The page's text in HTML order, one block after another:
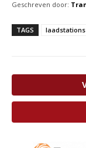
Geschreven door:
TAGS laadstations